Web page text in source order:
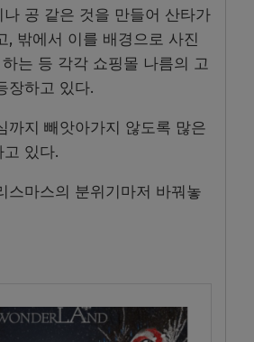
공 같은 것을 만들어 산타가
, 밖에서 이를 배경으로 사진
는 등 각각 쇼핑몰 나름의 고
장하고 있다.
까지 빼앗아가지 않도록 많은
있다.
스마스의 분위기마저 바꿔놓